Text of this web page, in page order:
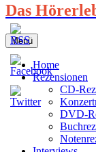
Das
Menü
Home
Rezensionen
CD-
DVD-